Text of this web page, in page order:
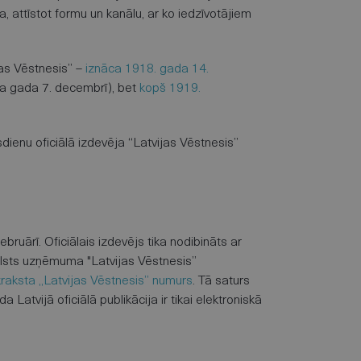
attīstot formu un kanālu, ar ko iedzīvotājiem
Vēstnesis” – iznāca 1918. gada 14.
gada 7. decembrī), bet kopš 1919.
oficiālā izdevēja “Latvijas Vēstnesis”
Oficiālais izdevējs tika nodibināts ar
uzņēmuma "Latvijas Vēstnesis”
„Latvijas Vēstnesis” numurs. Tā saturs
Latvijā oficiālā publikācija ir tikai elektroniskā